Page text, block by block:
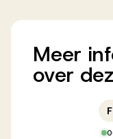
Meer
over